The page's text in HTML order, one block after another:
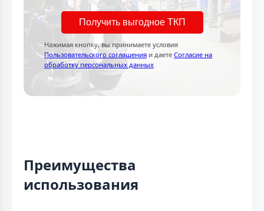
Получить выгодное ТКП
Нажимая кнопку, вы принимаете условия
Пользовательского соглашения и даете Согласие на
обработку персональных данных
Преимущества
использования